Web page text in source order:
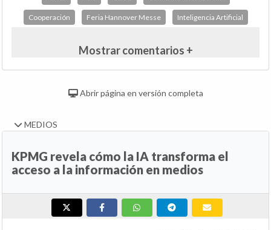
Cooperación Feria Hannover Messe Inteligencia Artificial
Mostrar comentarios +
Abrir página en versión completa
MEDIOS
KPMG revela cómo la IA transforma el
acceso a la información en medios